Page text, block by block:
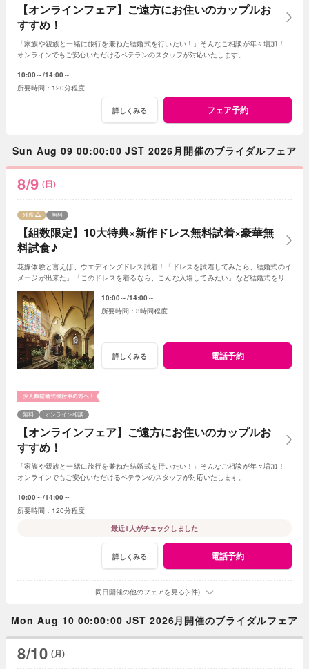
【オンラインフェア】ご遠方にお住いのカップルお
すすめ！
「家族や親族と一緒に旅行を兼ねた結婚式を行いたい！」そんなご相談が年々増加！
オンラインでもご安心いただけるベテランのスタッフが対応いたします。
10:00～ 14:00～
120分程度
詳しくみる フェア予約
Sun Aug 09 00:00:00 JST 2026月開催のブライダルフェア
8/9 (日)
【組数限定】10大特典×新作ドレス無料試着×豪華無
料試食♪
残席 無料
花嫁体験と言えば、ウエディングドレス試着！「ドレスを試着してみたら、結婚式のイ
メージが出来た」「このドレスを着るなら、こんな入場してみたい」など結婚式をリア
10:00～ 14:00～
3時間程度
詳しくみる 電話予約
【オンラインフェア】ご遠方にお住いのカップルお
すすめ！
無料 オンライン相談
「家族や親族と一緒に旅行を兼ねた結婚式を行いたい！」そんなご相談が年々増加！
オンラインでもご安心いただけるベテランのスタッフが対応いたします。
10:00～ 14:00～
120分程度
最近1人がチェックしました
詳しくみる 電話予約
同日開催の他のフェアを見る(2件)
Mon Aug 10 00:00:00 JST 2026月開催のブライダルフェア
8/10 (月)